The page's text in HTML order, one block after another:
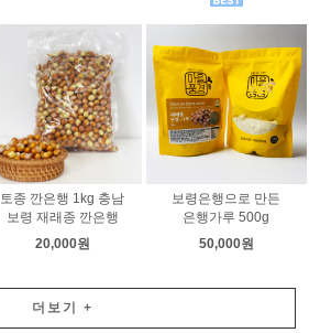
토종 깐은행 1kg 충남
보령 재래종 깐은행
20,000원
보령은행으로 만든
은행가루 500g
50,000원
더보기 +